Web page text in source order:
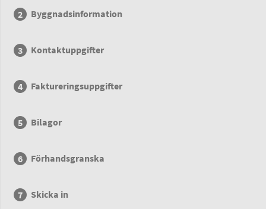
Byggnadsinformation
Kontaktuppgifter
Faktureringsuppgifter
Bilagor
Förhandsgranska
Skicka in